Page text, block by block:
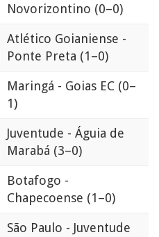
Novorizontino (0–0)
Atlético Goianiense -
Ponte Preta (1–0)
Maringá - Goias EC (0–
1)
Juventude - Águia de
Marabá (3–0)
Botafogo -
Chapecoense (1–0)
São Paulo - Juventude